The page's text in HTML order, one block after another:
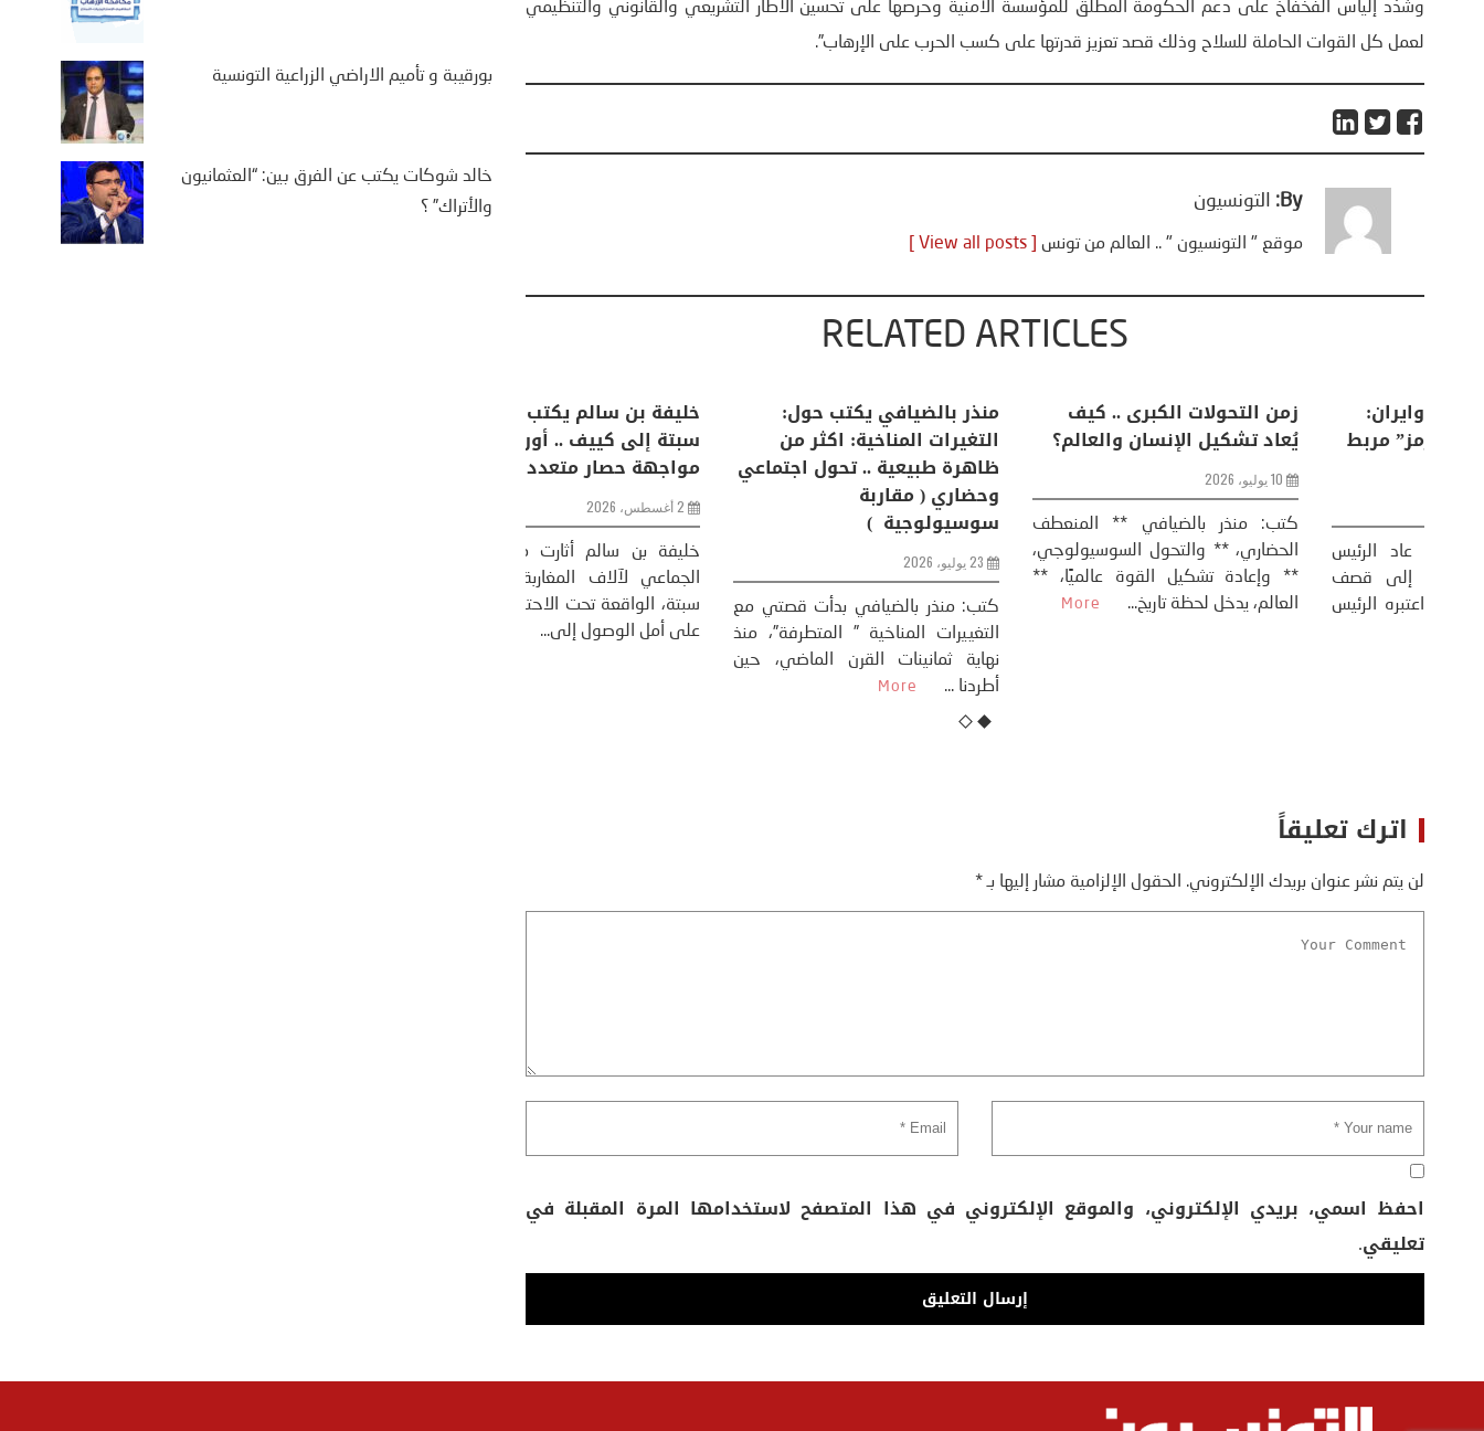
وشدّد إلياس الفخفاخ على دعم الحكومة المطلق للمؤسسة الأمنية وحرصها على تحسين الاطار التشريعي والقانوني والتنظيمي
لعمل كل القوات الحاملة للسلاح وذلك قصد تعزيز قدرتها على كسب الحرب على الإرهاب”.
By: التونسيون
موقع " التونسيون " .. العالم من تونس [ View all posts ]
RELATED ARTICLES
منذر بالضيافي يكتب حول:
التغيرات المناخية: اكثر من
ظاهرة طبيعية .. تحول اجتماعي
وحضاري ( مقاربة
سوسيولوجية )
كتب: منذر بالضيافي بدأت قصتي مع
التغييرات المناخية ” المتطرفة”، منذ
نهاية ثمانينات القرن الماضي، حين
زمن التحولات الكبرى .. كيف
يُعاد تشكيل الإنسان والعالم؟
كتب: منذر بالضيافي ** المنعطف
الحضاري، ** والتحول السوسيولوجي،
** وإعادة تشكيل القوة عالميًا، **
العالم، يدخل لحظة تاريخ...
More
تحليل اخباري/ أمريكا وايران:
عودة الحرب .. و “هرمز” مربط
تحليل – منذر بالضيافي عاد الرئيس
الأمريكي دونالد ترامب إلى قصف
ايران، وذلك ردا على ما اعتبره الرئيس
اترك تعليقاً
لن يتم نشر عنوان بريدك الإلكتروني. الحقول الإلزامية مشار إليها بـ*
احفظ اسمي، بريدي الإلكتروني، والموقع الإلكتروني في هذا المتصفح لاستخدامها المرة المقبلة في
تعليقي.
بورقيبة و تأميم الاراضي الزراعية التونسية
خالد شوكات يكتب عن الفرق بين: “العثمانيون
والأتراك” ؟